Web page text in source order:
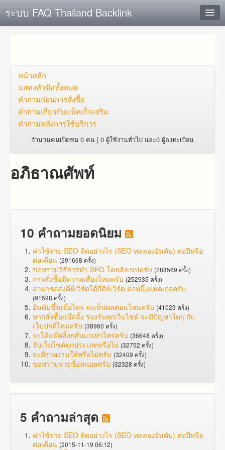
ระบบ FAQ Thailand Backlink
ตั้งคำถาม
ดูคำถาม
คุณต้องการที่จะลงทะเบียนหรือไม่?
หน้าหลัก
แสดงหัวข้อทั้งหมด
คำถาม​ก่อน​การ​สั่งซื้อ​
คำถาม​เกี่ยว​กับ​แพ็คเก็จ​เสริม
คำถามหลังการใช้บริการ
จำนวนคนเปิดชม 0 คน | 0 ผู้ใช้งานทั่วไป และ0 ผู้ลงทะเบียน
อภิธาณศัพท์
10 คำถามยอดนิยม
ค่าใช้จ่าย SEO คิดอย่างไร (SEO ทดลองอันดับ) ต่อปีหรือ
ต่อเดือน (291668 ครั้ง)
ขอทราบวิธีการทำ SEO โดยสังเขปครับ (288569 ครั้ง)
การสั่งซื้อมีความเสี่ยงไหมครับ (252935 ครั้ง)
สามารถส่งคีย์เวิร์ดได้กี่คีย์เวิร์ด ต่อหนึ่งแพคเกจครับ
(91598 ครั้ง)
อันดับขึ้นเมื่อไหร่ จะเห็นผลตอนไหนครับ (41023 ครั้ง)
หากสั่งซื้อแบ๊คลิ้ง รองรับทุกเว็บไซต์ จะมีปัญหาใดๆ กับ
เว็บปกติไหมครับ (38960 ครั้ง)
จะได้แบ๊คลิ้งกลับมาเท่าไหร่ครับ (36648 ครั้ง)
รับเว็บไซต์ทุกประเภทหรือไม่ (32752 ครั้ง)
จะมีรายงานให้หรือไม่ครับ (32409 ครั้ง)
ขอทราบรายชื่อหน่อยครับ (32328 ครั้ง)
5 คำถามล่าสุด
ค่าใช้จ่าย SEO คิดอย่างไร (SEO ทดลองอันดับ) ต่อปีหรือ
ต่อเดือน (2015-11-19 06:12)